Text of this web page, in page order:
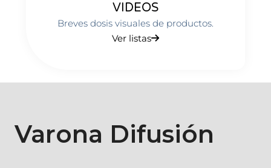
VIDEOS
Breves dosis visuales de productos.
Ver listas
Varona Difusión